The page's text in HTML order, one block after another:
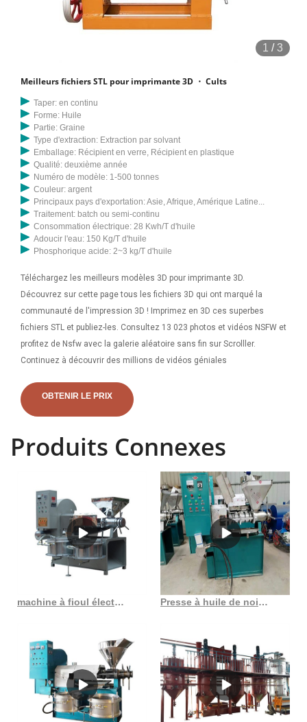
1 /3
Meilleurs fichiers STL pour imprimante 3D ・ Cults
Taper: en continu
Forme: Huile
Partie: Graine
Type d'extraction: Extraction par solvant
Emballage: Récipient en verre, Récipient en plastique
Qualité: deuxième année
Numéro de modèle: 1-500 tonnes
Couleur: argent
Principaux pays d'exportation: Asie, Afrique, Amérique Latine...
Traitement: batch ou semi-continu
Consommation électrique: 28 Kwh/T d'huile
Adoucir l'eau: 150 Kg/T d'huile
Phosphorique acide: 2~3 kg/T d'huile
Téléchargez les meilleurs modèles 3D pour imprimante 3D.
Découvrez sur cette page tous les fichiers 3D qui ont marqué la
communauté de l'impression 3D ! Imprimez en 3D ces superbes
fichiers STL et publiez-les. Consultez 13 023 photos et vidéos NSFW et
profitez de Nsfw avec la galerie aléatoire sans fin sur Scrolller.
Continuez à découvrir des millions de vidéos géniales
OBTENIR LE PRIX
Produits Connexes
machine à fioul électrique machine à fioul électrique au Burkina Faso Presse à huile de noix, presse à huile de noix, pressage à froid, nouveau design, au Cameroun